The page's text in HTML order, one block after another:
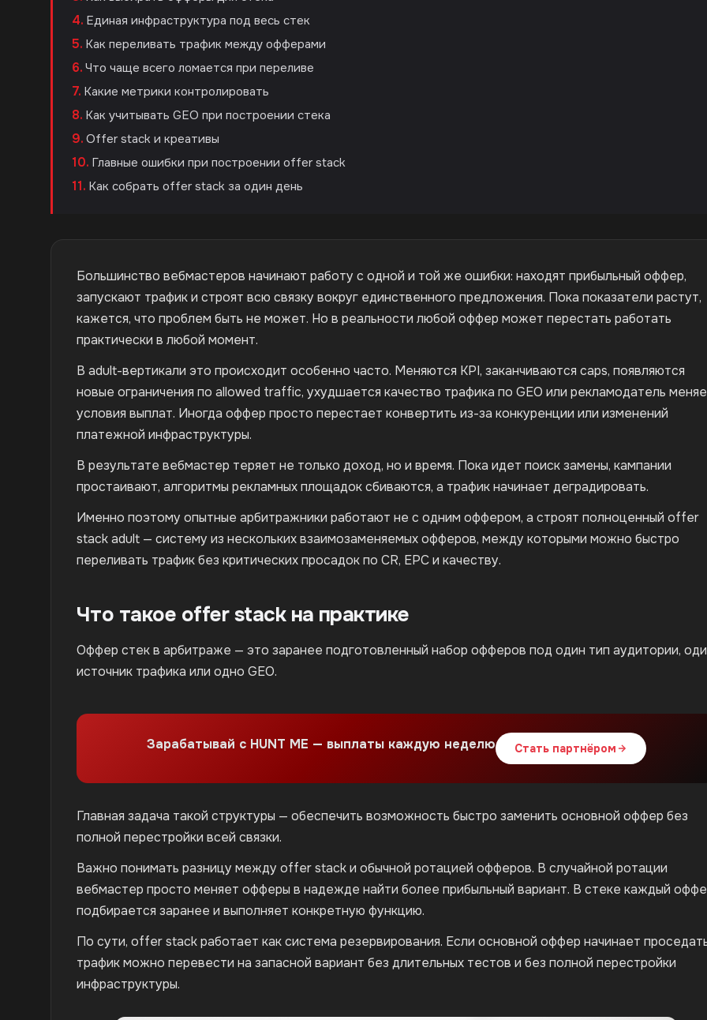
Единая инфраструктура под весь стек
Как переливать трафик между офферами
Что чаще всего ломается при переливе
Какие метрики контролировать
Как учитывать GEO при построении стека
Offer stack и креативы
Главные ошибки при построении offer stack
Как собрать offer stack за один день
Большинство вебмастеров начинают работу с одной и той же ошибки: находят прибыльный оффер,
запускают трафик и строят всю связку вокруг единственного предложения. Пока показатели растут,
кажется, что проблем быть не может. Но в реальности любой оффер может перестать работать
практически в любой момент.
В adult-вертикали это происходит особенно часто. Меняются KPI, заканчиваются caps, появляются
новые ограничения по allowed traffic, ухудшается качество трафика по GEO или рекламодатель
условия выплат. Иногда оффер просто перестает конвертить из-за конкуренции или изменений
платежной инфраструктуры.
В результате вебмастер теряет не только доход, но и время. Пока идет поиск замены, кампании
простаивают, алгоритмы рекламных площадок сбиваются, а трафик начинает деградировать.
Именно поэтому опытные арбитражники работают не с одним оффером, а строят полноценный offer
stack adult — систему из нескольких взаимозаменяемых офферов, между которыми можно быстро
переливать трафик без критических просадок по CR, EPC и качеству.
Что такое offer stack на практике
Оффер стек в арбитраже — это заранее подготовленный набор офферов под один тип аудитории,
источник трафика или одно GEO.
Зарабатывай с HUNT ME — выплаты каждую неделю Стать партнёром
Главная задача такой структуры — обеспечить возможность быстро заменить основной оффер без
полной перестройки всей связки.
Важно понимать разницу между offer stack и обычной ротацией офферов. В случайной ротации
вебмастер просто меняет офферы в надежде найти более прибыльный вариант. В стеке каждый
подбирается заранее и выполняет конкретную функцию.
По сути, offer stack работает как система резервирования. Если основной оффер начинает
трафик можно перевести на запасной вариант без длительных тестов и без полной перестройки
инфраструктуры.